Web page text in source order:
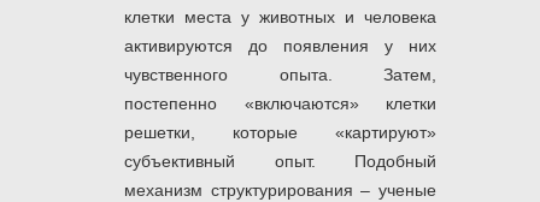
клетки места у животных и человека
активируются до появления у них
чувственного опыта. Затем,
постепенно «включаются» клетки
решетки, которые «картируют»
субъективный опыт. Подобный
механизм структурирования – ученые